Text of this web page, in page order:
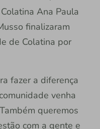
Ana Paula
finalizaram
de Colatina por
fazer a diferença
venha
queremos
com a gente e